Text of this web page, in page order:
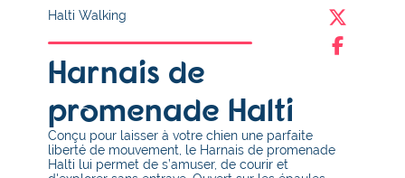
Halti Walking
Harnais de
promenade Halti
Conçu pour laisser à votre chien une parfaite
liberté de mouvement, le Harnais de promenade
Halti lui permet de s’amuser, de courir et